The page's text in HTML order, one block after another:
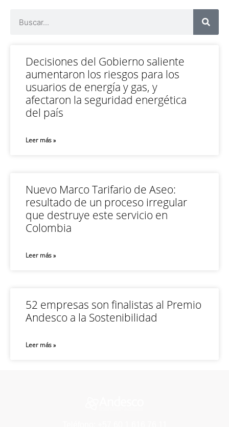
Decisiones del Gobierno saliente
aumentaron los riesgos para los
usuarios de energía y gas, y
afectaron la seguridad energética
del país
Leer más »
Nuevo Marco Tarifario de Aseo:
resultado de un proceso irregular
que destruye este servicio en
Colombia
Leer más »
52 empresas son finalistas al Premio
Andesco a la Sostenibilidad
Leer más »